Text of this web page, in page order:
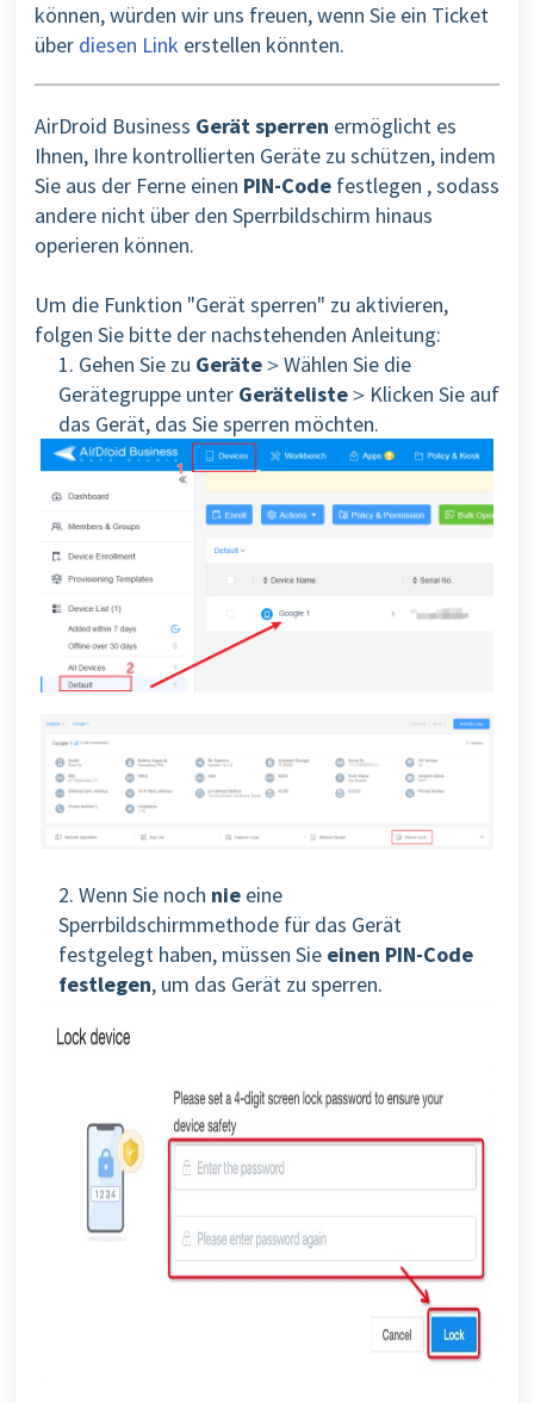
können, würden wir uns freuen, wenn Sie ein Ticket
über diesen Link erstellen könnten.
AirDroid Business Gerät sperren ermöglicht es
Ihnen, Ihre kontrollierten Geräte zu schützen, indem
Sie aus der Ferne einen PIN-Code festlegen , sodass
andere nicht über den Sperrbildschirm hinaus
operieren können.
Um die Funktion "Gerät sperren" zu aktivieren,
folgen Sie bitte der nachstehenden Anleitung:
1. Gehen Sie zu Geräte＞Wählen Sie die
Gerätegruppe unter Geräteliste＞Klicken Sie auf
das Gerät, das Sie sperren möchten.
2. Wenn Sie noch nie eine
Sperrbildschirmmethode für das Gerät
festgelegt haben, müssen Sie einen PIN-Code
festlegen, um das Gerät zu sperren.